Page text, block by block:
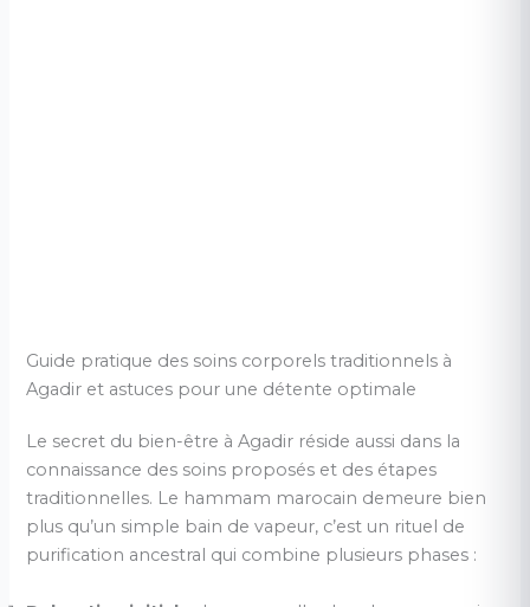
Guide pratique des soins corporels traditionnels à
Agadir et astuces pour une détente optimale
Le secret du bien-être à Agadir réside aussi dans la
connaissance des soins proposés et des étapes
traditionnelles. Le hammam marocain demeure bien
plus qu’un simple bain de vapeur, c’est un rituel de
purification ancestral qui combine plusieurs phases :